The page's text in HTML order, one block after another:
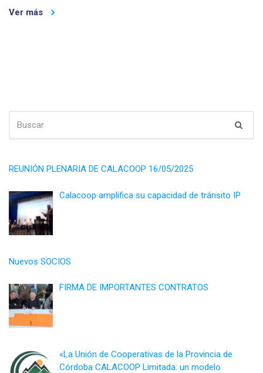
Ver más
FOR:
REUNIÓN PLENARIA DE CALACOOP 16/05/2025
Calacoop amplifica su capacidad de tránsito IP
Nuevos SOCIOS
FIRMA DE IMPORTANTES CONTRATOS
«La Unión de Cooperativas de la Provincia de
Córdoba CALACOOP Limitada: un modelo